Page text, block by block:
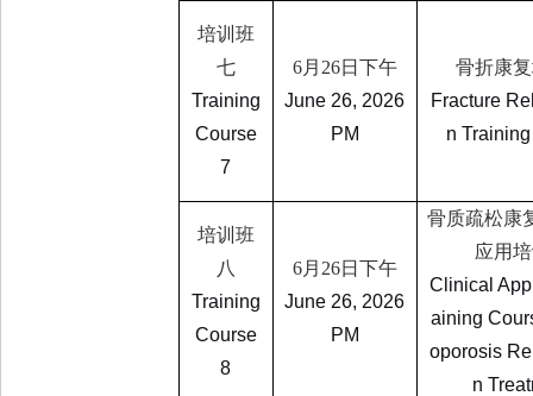
培训班
七
Training
Course
7
6月 26日下午
June 26, 2026
PM
骨折康
Fracture
n
培训班
八
Training
Course
8
6月 26日下午
June 26, 2026
PM
骨质疏松康
应用
Clinical
aining
oporosis
n